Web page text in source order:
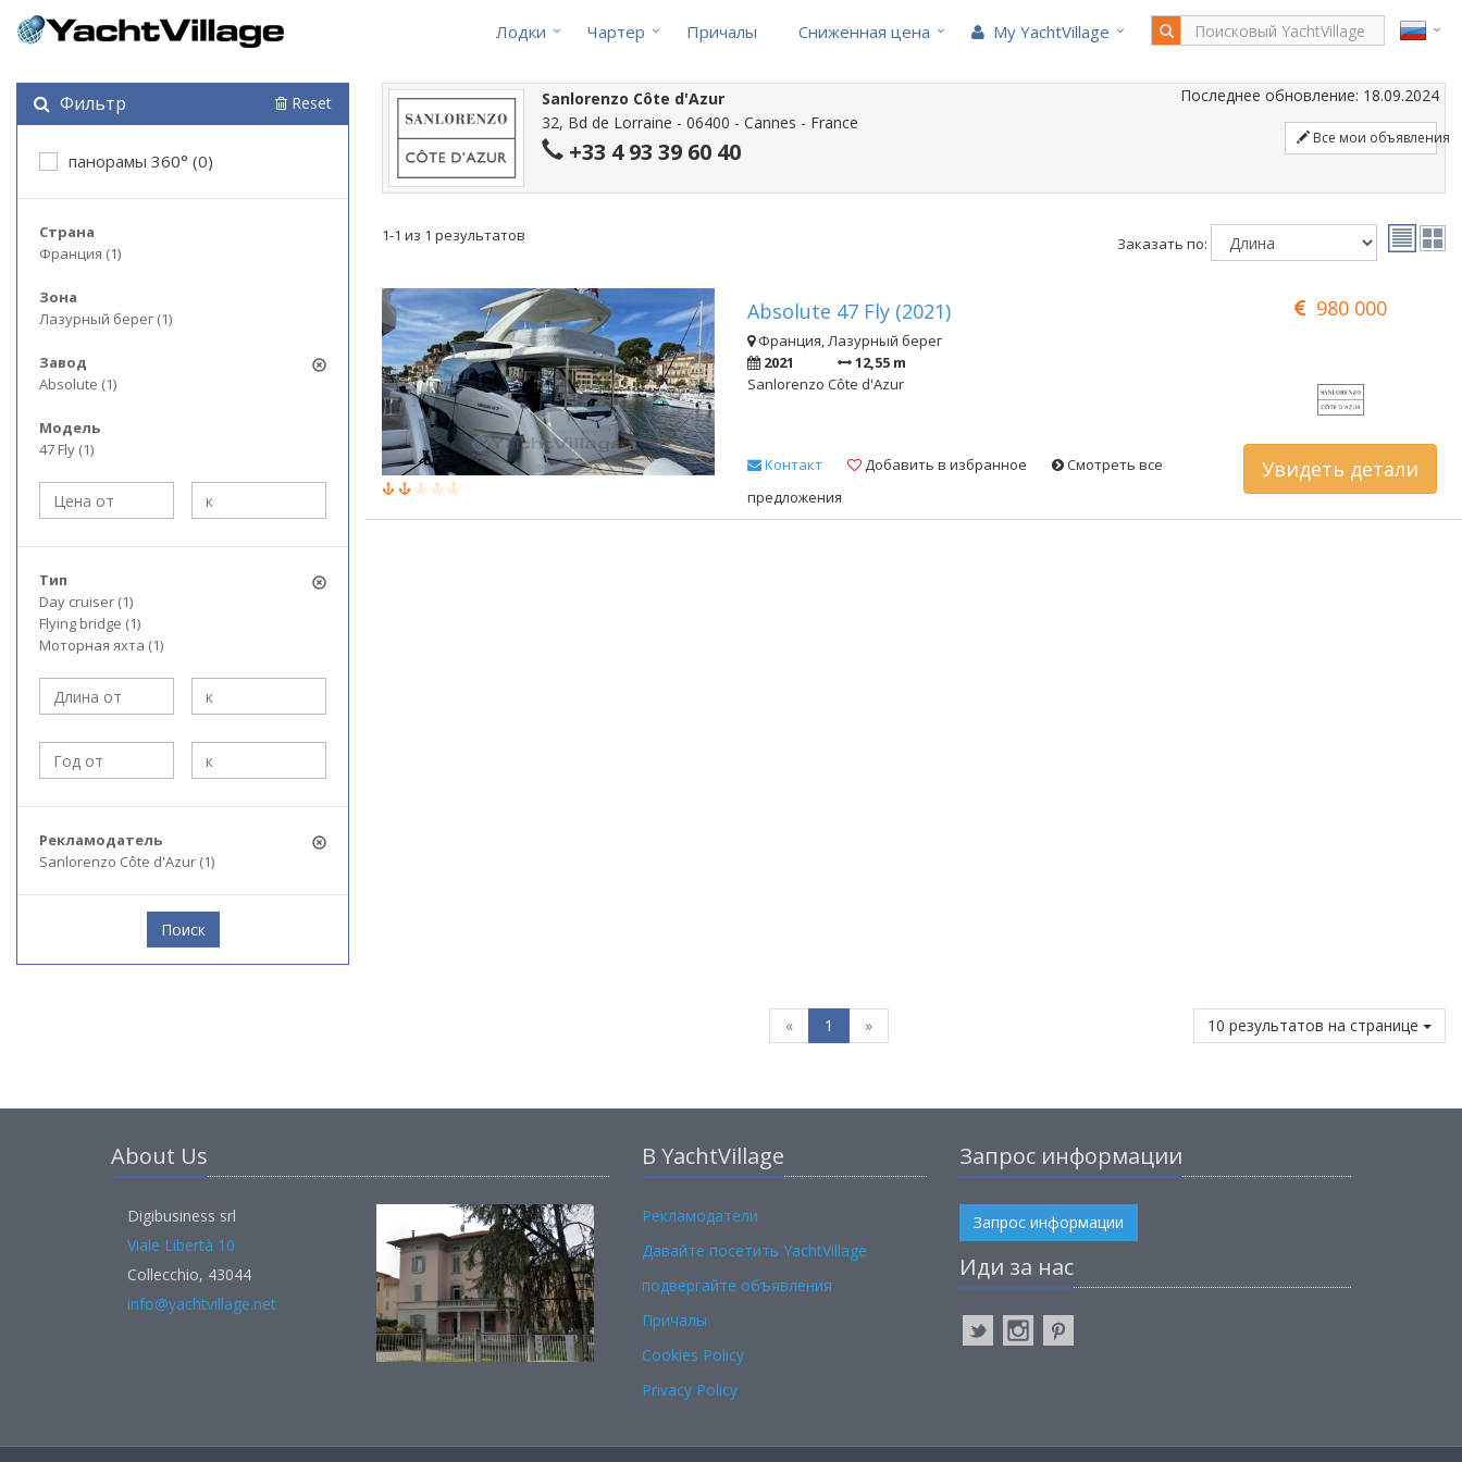
Лодки Чартер Причалы Cниженная цена My YachtVillage
Фильтр Reset
панорамы 360° (0)
Страна
Франция (1)
Зона
Лазурный берег (1)
Завод
Absolute (1)
Модель
47 Fly (1)
Тип
Day cruiser (1)
Flying bridge (1)
Моторная яхта (1)
Рекламодатель
Sanlorenzo Côte d'Azur (1)
Поиск
Sanlorenzo Côte d'Azur
32, Bd de Lorraine - 06400 - Cannes - France
+33 4 93 39 60 40 Все мои объявления
Последнее обновление: 18.09.2024
1-1 из 1 результатов Заказать по:
Absolute 47 Fly (2021) 980 000
Франция, Лазурный берег
2021
12,55 m
Sanlorenzo Côte d'Azur
Kонтакт Добавить в избранное
Смотреть все
предложения
Увидеть детали
« 1 » 10 результатов на странице
About Us
Digibusiness srl
Viale Libertà 10
Collecchio, 43044
info@yachtvillage.net
В YachtVillage
Рекламодатели
Давайте посетить YachtVillage
подвергайте объявления
Причалы
Cookies Policy
Privacy Policy
Запрос информации
Запрос информации
Иди за нас